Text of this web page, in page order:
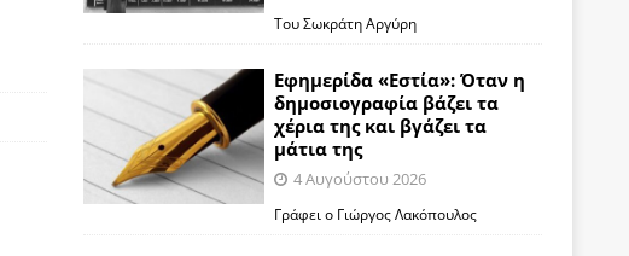
Του Σωκράτη Αργύρη
Εφημερίδα «Εστία»: Όταν η
δημοσιογραφία βάζει τα
χέρια της και βγάζει τα
μάτια της
4 Αυγούστου 2026
Γράφει ο Γιώργος Λακόπουλος